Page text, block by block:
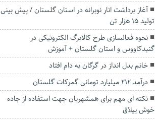
آغاز برداشت انار نوبرانه در استان گلستان / پیش بینی
تولید ۱۵ هزار تن
نحوه فعالسازی طرح کالابرگ الکترونیکی در
گنبدکاووس و استان گلستان + آموزش
خانم بدل انداز در گرگان به دام افتاد
درآمد ۲۱۲ میلیارد تومانی گمرکات گلستان
نکته ای مهم برای همشهریان جهت استفاده از جاده
خوش ییلاق